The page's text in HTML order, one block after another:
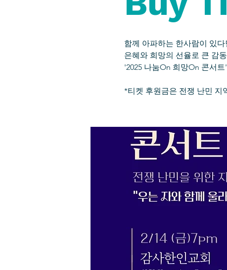
함께 아파하는 한사람이 있
은혜와 희망의 선율로 큰 감
'2025 나눔On 희망On 콘서
*티켓 후원금은 전쟁 난민 지